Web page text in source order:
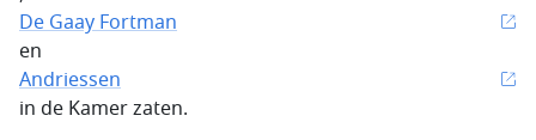
De Gaay Fortman
en
Andriessen
in de Kamer zaten.